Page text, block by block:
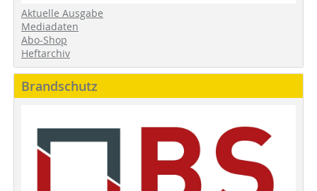
Aktuelle Ausgabe
Mediadaten
Abo-Shop
Heftarchiv
Brandschutz